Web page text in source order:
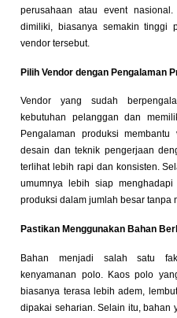
perusahaan atau event
dimiliki, biasanya semakin tinggi
vendor tersebut.
Pilih Vendor dengan Pengalaman
Vendor yang sudah
kebutuhan pelanggan dan
Pengalaman produksi
desain dan teknik pengerjaan
terlihat lebih rapi dan konsisten.
umumnya lebih siap
produksi dalam jumlah besar tanpa
Pastikan Menggunakan Bahan
Bahan menjadi salah satu
kenyamanan polo. Kaos polo
biasanya terasa lebih adem,
dipakai seharian. Selain itu, bahan